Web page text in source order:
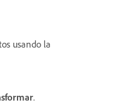
usando la
.